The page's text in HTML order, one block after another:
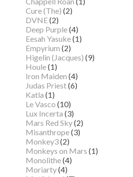
Cure (The) (2)
DVNE(2)
Deep Purple(4)
Eesah Yasuke(1)
Empyrium (2)
Higelin (Jacques) (9)
Houle(1)
Iron Maiden (4)
Judas Priest(6)
Katla (1)
Le Vasco (10)
Lux Incerta (3)
Mars Red Sky(2)
Misanthrope(3)
Monkey3(2)
Monkeys on Mars (1)
Monolithe(4)
Moriarty(4)